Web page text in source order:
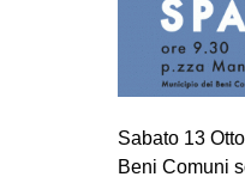
Sabato 13
Beni Comuni